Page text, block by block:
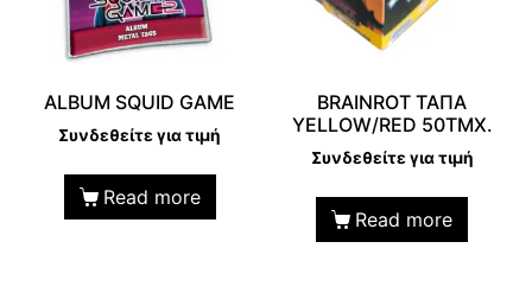
ALBUM SQUID GAME
Συνδεθείτε για τιμή
Read more
BRAINROT ΤΑΠΑ
YELLOW/RED 50ΤΜΧ.
Συνδεθείτε για τιμή
Read more